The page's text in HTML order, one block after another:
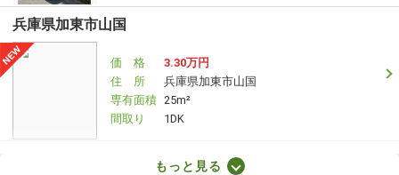
兵庫県加東市山国
価 格
3.30万円
住 所
兵庫県加東市山国
専有面積 25m²
間取り
1DK
兵庫県高砂市伊保崎１丁目もっと見る